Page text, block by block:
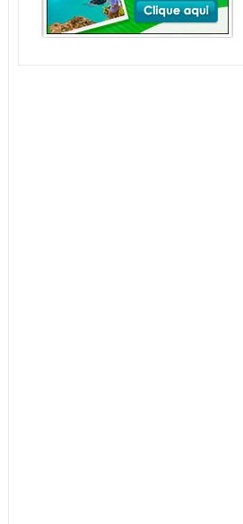
Litoral de Santa Catarina